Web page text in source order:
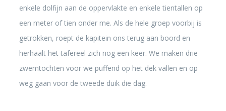
enkele dolfijn aan de oppervlakte en enkele tientallen op
een meter of tien onder me. Als de hele groep voorbij is
getrokken, roept de kapitein ons terug aan boord en
herhaalt het tafereel zich nog een keer. We maken drie
zwemtochten voor we puffend op het dek vallen en op
weg gaan voor de tweede duik die dag.